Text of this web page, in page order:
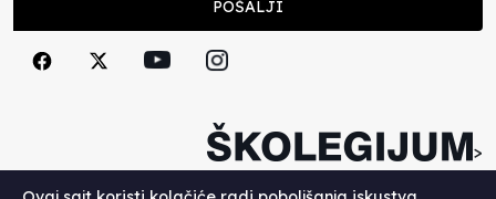
POŠALJI
>